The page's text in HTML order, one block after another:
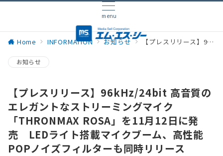
menu
Home INFORMATION お知らせ 【プレスリリース】96kHz/24bit 高音質のエレガントなストリーミングマイク「THRONMAX ROSA」を11月12日に発売 LEDライト搭載マイクブーム、高性能POPノイズフィルターも同時リリース
お知らせ
【プレスリリース】96kHz/24bit 高音質の
エレガントなストリーミングマイク
「THRONMAX ROSA」を11月12日に発
売 LEDライト搭載マイクブーム、高性能
POPノイズフィルターも同時リリース